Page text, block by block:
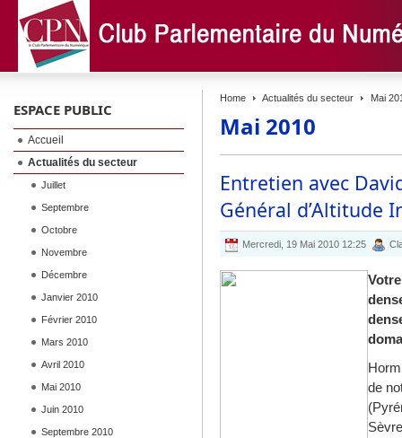
Home Actualités du secteur Mai
Mai 2010
Entretien avec
Général d’Altitude
Mercredi, 19 Mai 2010 12:25
de
ESPACE PUBLIC
Accueil
Actualités du secteur
Juillet
Septembre
Octobre
Novembre
Décembre
Janvier 2010
Février 2010
Mars 2010
Avril 2010
Mai 2010
Juin 2010
Septembre 2010